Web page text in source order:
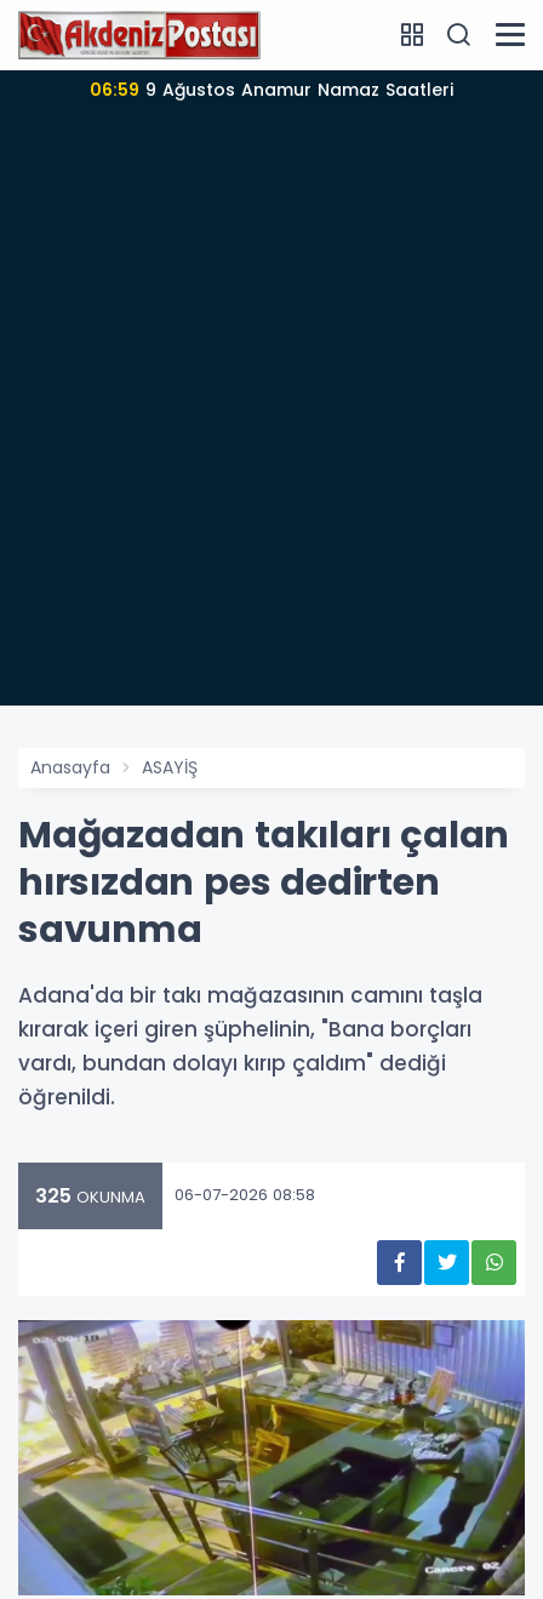
06:59 9 Ağustos Anamur Namaz Saatleri
Anasayfa ASAYİŞ
Mağazadan takıları çalan
hırsızdan pes dedirten
savunma
Adana'da bir takı mağazasının camını taşla
kırarak içeri giren şüphelinin, "Bana borçları
vardı, bundan dolayı kırıp çaldım" dediği
öğrenildi.
325 OKUNMA 06-07-2026 08:58